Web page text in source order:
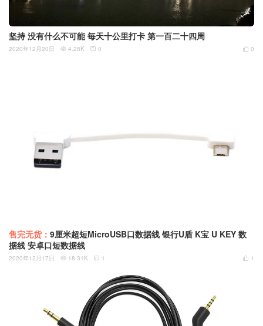
坚持 没有什么不可能 毎天十公里打卡 第一百二十四周
 0
2020年12月20日  4.28K  0
售完无货： 9厘米超短MicroUSB口数据线 银行U盾 K宝 U KEY 数
据线 安卓口短数据线
 1
2020年12月17日  18.31K  1